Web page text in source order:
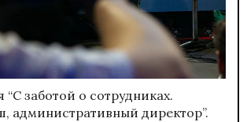
заботой о сотрудниках.
административный директор”.